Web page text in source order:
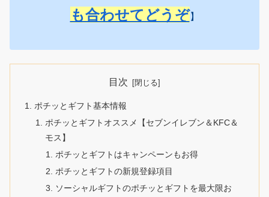
も合わせてどうぞ 】
目次
ポチッとギフト基本情報
ポチッとギフトオススメ【セブンイレブン＆KFC＆
モス】
ポチッとギフトはキャンペーンもお得
ポチッとギフトの新規登録項目
ソーシャルギフトのポチッとギフトを最大限お